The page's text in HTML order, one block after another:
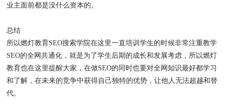
业主面前都是没什么资本的。
总结
所以燃灯教育SEO搜索学院在这里一直培训学生的时候非常注重教学
SEO的全网共通化，就是为了学生后期的成长和发展考虑，所以燃灯
教育也在这里提醒大家，在做SEO的同时也要对全网知识最好都学习
和了解，在未来的竞争中获得自己独特的优势，让他人无法超越和替
代。